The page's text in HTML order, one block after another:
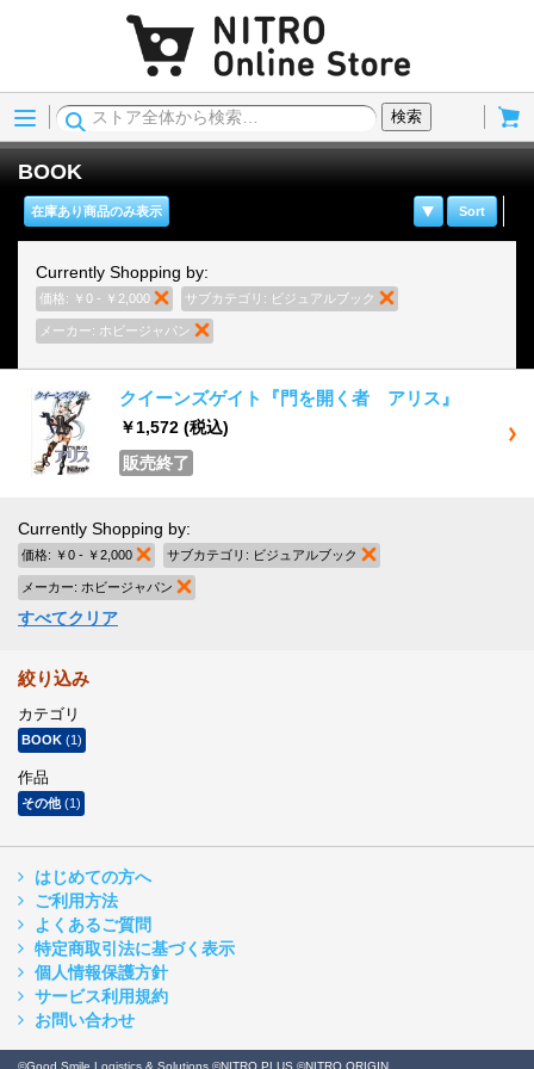
Menu
検索
BOOK
Sort
在庫あり商品のみ表示
Currently Shopping by:
価格: ￥0 - ￥2,000 商品の削除
サブカテゴリ: ビジュアルブック
メーカー: ホビージャパン
クイーンズゲイト『門を開く者 アリス』
￥1,572 (税込)
販売終了
Currently Shopping by:
価格: ￥0 - ￥2,000 商品の削除
サブカテゴリ: ビジュアルブック
メーカー: ホビージャパン
すべてクリア
絞り込み
カテゴリ
BOOK (1)
作品
その他(1)
はじめての方へ
ご利用方法
よくあるご質問
特定商取引法に基づく表示
個人情報保護方針
サービス利用規約
お問い合わせ
©Good Smile Logistics & Solutions ©NITRO PLUS ©NITRO ORIGIN